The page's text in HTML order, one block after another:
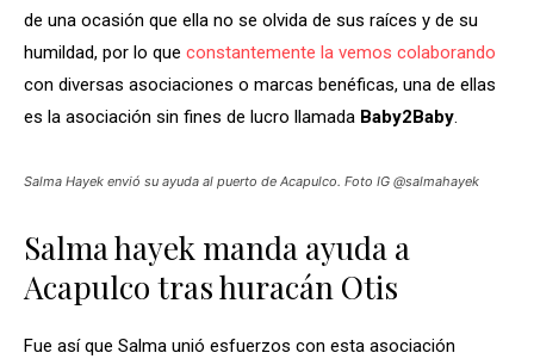
de una ocasión que ella no se olvida de sus raíces y de su
humildad, por lo que constantemente la vemos colaborando
con diversas asociaciones o marcas benéficas, una de ellas
es la asociación sin fines de lucro llamada Baby2Baby
Salma Hayek envió su ayuda al puerto de Acapulco. Foto IG @salmahayek
Salma hayek manda ayuda a
Acapulco tras huracán Otis
Fue así que Salma unió esfuerzos con esta asociación